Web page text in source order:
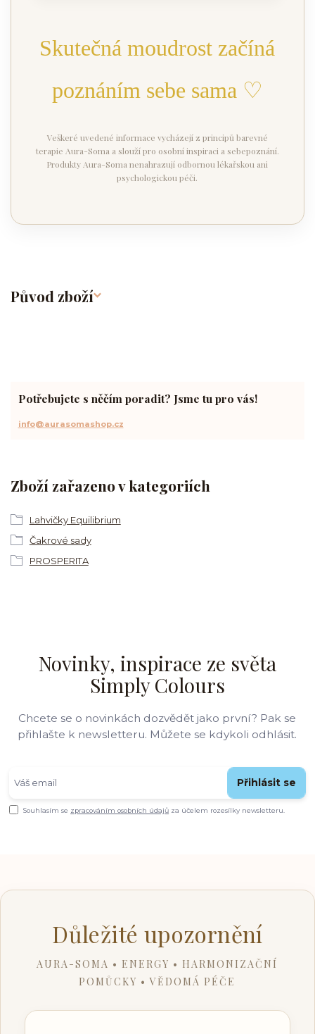
Skutečná moudrost začíná
poznáním sebe sama ♡
Veškeré uvedené informace vycházejí z principů barevné
terapie Aura-Soma a slouží pro osobní inspiraci a sebepoznání.
Produkty Aura-Soma nenahrazují odbornou lékařskou ani
psychologickou péči.
Původ zboží
Zboží zařazeno v kategoriích
Lahvičky Equilibrium
Čakrové sady
PROSPERITA
Potřebujete s něčím poradit? Jsme tu pro vás!
info@aurasomashop.cz
Novinky, inspirace ze světa
Simply Colours
Chcete se o novinkách dozvědět jako první? Pak se
přihlašte k newsletteru. Můžete se kdykoli odhlásit.
Přihlásit se
Souhlasím se zpracováním osobních údajů za účelem rozesílky newsletteru.
Důležité upozornění
AURA-SOMA • ENERGY • HARMONIZAČNÍ
POMŮCKY • VĚDOMÁ PÉČE